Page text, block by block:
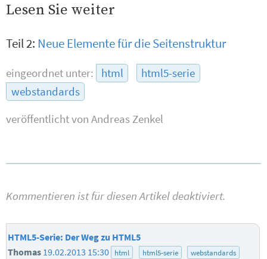
Lesen Sie weiter
Teil 2: Neue Elemente für die Seitenstruktur
eingeordnet unter: html
html5-serie
webstandards
veröffentlicht vonAndreas Zenkel
Kommentieren ist für diesen Artikel deaktiviert.
HTML5-Serie: Der Weg zu HTML5
Thomas 19.02.2013 15:30 html html5-serie webstandards